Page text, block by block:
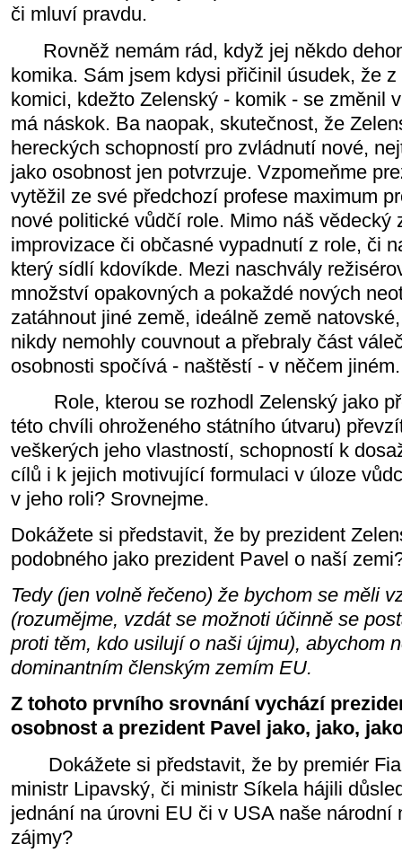
či mluví pravdu.
Rovněž nemám rád, když jej někdo
komika. Sám jsem kdysi přičinil úsudek, že
komici, kdežto Zelenský - komik - se změnil
má náskok. Ba naopak, skutečnost, že
hereckých schopností pro zvládnutí nové,
jako osobnost jen potvrzuje. Vzpomeňme
vytěžil ze své předchozí profese maximum
nové politické vůdčí role. Mimo náš vědecký
improvizace či občasné vypadnutí z role, či
který sídlí kdovíkde. Mezi naschvály
množství opakovných a pokaždé nových
zatáhnout jiné země, ideálně země
nikdy nemohly couvnout a přebraly část
osobnosti spočívá - naštěstí - v něčem
Role, kterou se rozhodl Zelenský jako
této chvíli ohroženého státního útvaru)
veškerých jeho vlastností, schopností k
cílů i k jejich motivující formulaci v úloze
v jeho roli? Srovnejme.
Dokážete si představit, že by prezident
podobného jako prezident Pavel o naší
Tedy (jen volně řečeno) že bychom se měli
(rozumějme, vzdát se možnoti účinně se
proti těm, kdo usilují o naši újmu), abychom
dominantním členským zemím EU.
Z tohoto prvního srovnání vychází
osobnost a prezident Pavel jako, jako,
Dokážete si představit, že by premiér
ministr Lipavský, či ministr Síkela hájili
jednání na úrovni EU či v USA naše národní
zájmy?